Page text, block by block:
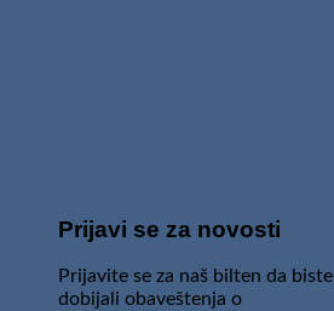
Prijavi se za novosti
Prijavite se za naš bilten da biste
dobijali obaveštenja o